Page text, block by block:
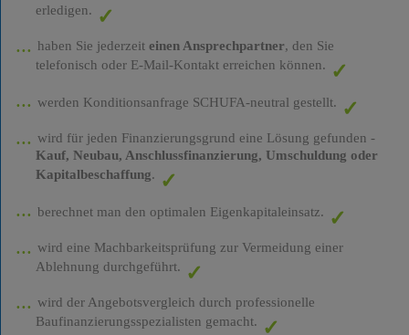
erledigen.
haben Sie jederzeit einen Ansprechpartner, den Sie
telefonisch oder E-Mail-Kontakt erreichen können.
werden Konditionsanfrage SCHUFA-neutral gestellt.
wird für jeden Finanzierungsgrund eine Lösung gefunden -
Kauf, Neubau, Anschlussfinanzierung, Umschuldung oder
Kapitalbeschaffung.
berechnet man den optimalen Eigenkapitaleinsatz.
wird eine Machbarkeitsprüfung zur Vermeidung einer
Ablehnung durchgeführt.
wird der Angebotsvergleich durch professionelle
Baufinanzierungsspezialisten gemacht.